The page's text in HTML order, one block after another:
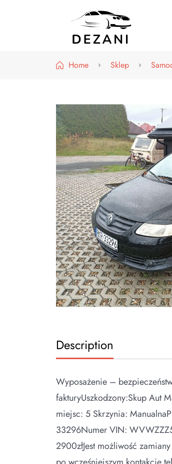
Home Sklep
Description
Wyposażenie –
fakturyUszkodzony:Skup Aut
miejsc: 5 Skrzynia:
33296Numer VIN:
2900złJest możliwość